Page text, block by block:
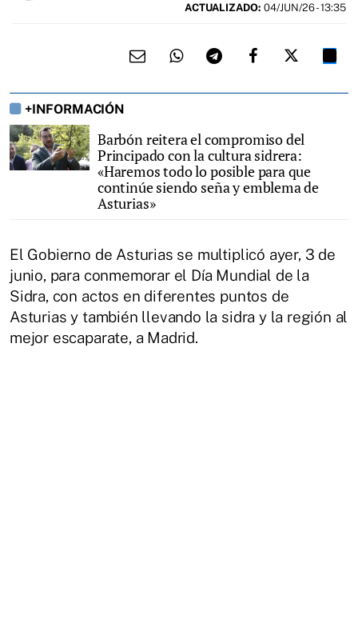
ACTUALIZADO: 04/JUN/26 - 13:35
+INFORMACIÓN
Barbón reitera el compromiso del
Principado con la cultura sidrera:
«Haremos todo lo posible para que
continúe siendo seña y emblema de
Asturias»
El Gobierno de Asturias se multiplicó ayer, 3 de
junio, para conmemorar el Día Mundial de la
Sidra, con actos en diferentes puntos de
Asturias y también llevando la sidra y la región al
mejor escaparate, a Madrid.